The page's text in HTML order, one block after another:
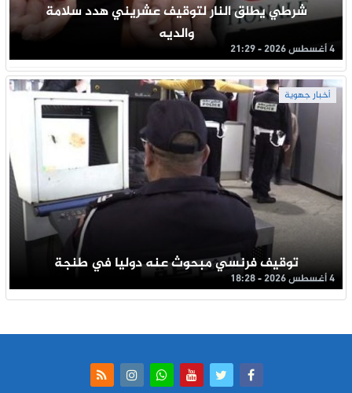
شرطي يطلق النار لتوقيف عشريني هدد سلامة
والديه
4 أغسطس 2026 - 21:29
أخبار جهوية
توقيف فرنسي مبحوث عنه دوليا في طنجة
4 أغسطس 2026 - 18:28